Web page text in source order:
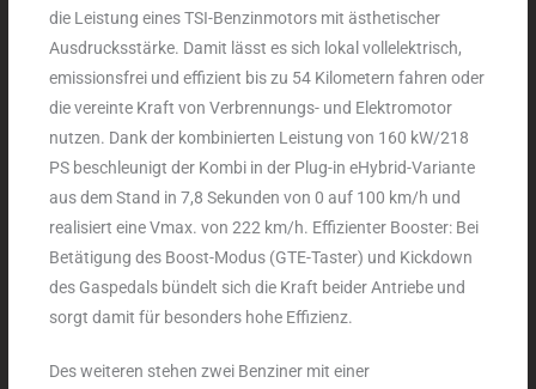
die Leistung eines TSI-Benzinmotors mit ästhetischer
Ausdrucksstärke. Damit lässt es sich lokal vollelektrisch,
emissionsfrei und effizient bis zu 54 Kilometern fahren oder
die vereinte Kraft von Verbrennungs- und Elektromotor
nutzen. Dank der kombinierten Leistung von 160 kW/218
PS beschleunigt der Kombi in der Plug-in eHybrid-Variante
aus dem Stand in 7,8 Sekunden von 0 auf 100 km/h und
realisiert eine Vmax. von 222 km/h. Effizienter Booster: Bei
Betätigung des Boost-Modus (GTE-Taster) und Kickdown
des Gaspedals bündelt sich die Kraft beider Antriebe und
sorgt damit für besonders hohe Effizienz.
Des weiteren stehen zwei Benziner mit einer